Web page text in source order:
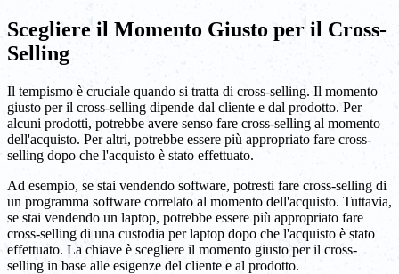
Scegliere il Momento Giusto per il Cross-
Selling
Il tempismo è cruciale quando si tratta di cross-selling. Il momento
giusto per il cross-selling dipende dal cliente e dal prodotto. Per
alcuni prodotti, potrebbe avere senso fare cross-selling al momento
dell'acquisto. Per altri, potrebbe essere più appropriato fare cross-
selling dopo che l'acquisto è stato effettuato.
Ad esempio, se stai vendendo software, potresti fare cross-selling di
un programma software correlato al momento dell'acquisto. Tuttavia,
se stai vendendo un laptop, potrebbe essere più appropriato fare
cross-selling di una custodia per laptop dopo che l'acquisto è stato
effettuato. La chiave è scegliere il momento giusto per il cross-
selling in base alle esigenze del cliente e al prodotto.